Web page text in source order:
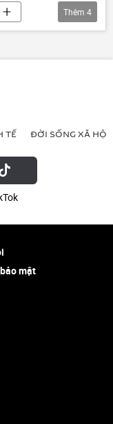
Thêm 4
TẾ ĐỜI SỐNG XÃ HỘI
mật